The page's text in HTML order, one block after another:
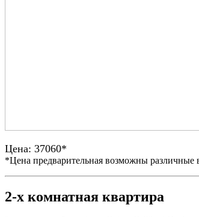
Цена: 37060*
*Цена предварительная возможны различные
2-х комнатная квартира